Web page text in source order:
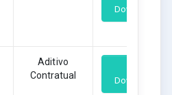
Download
Aditivo
Contratual
Download